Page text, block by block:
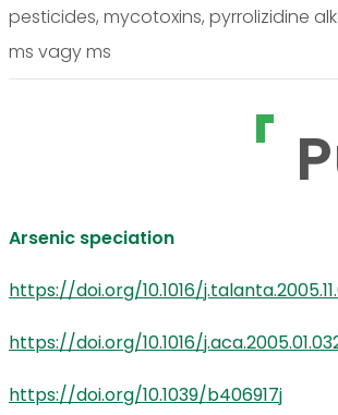
pesticides, mycotoxins, pyrrolizidine
ms vagy ms
Arsenic speciation
https://doi.org/10.1016/
https://doi.org/10.1016/
https://doi.org/10.1039/b406917j